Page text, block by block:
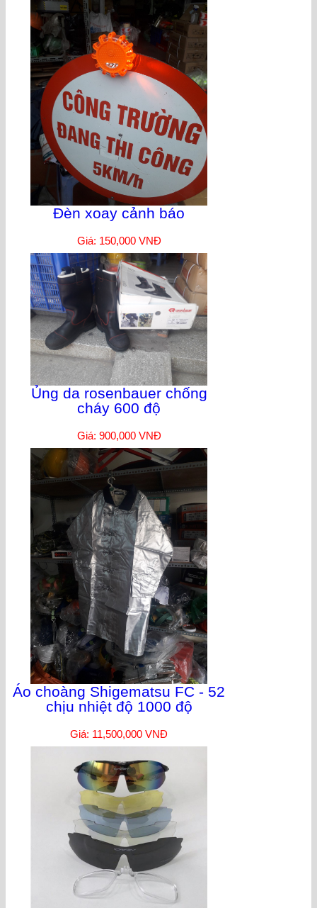
Đèn xoay cảnh báo
Giá: 150,000 VNĐ
Ủng da rosenbauer chống
cháy 600 độ
Giá: 900,000 VNĐ
Áo choàng Shigematsu FC - 52
chịu nhiệt độ 1000 độ
Giá: 11,500,000 VNĐ